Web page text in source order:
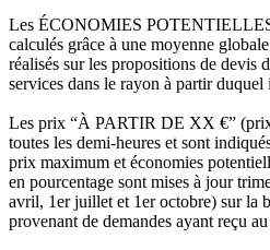
Les ÉCONOMIES
calculés grâce à une moyenne
réalisés sur les propositions de devis
services dans le rayon à partir duquel
Les prix “À PARTIR DE XX €”
toutes les demi-heures et sont
prix maximum et économies
en pourcentage sont mises à jour
avril, 1er juillet et 1er octobre) sur la
provenant de demandes ayant reçu